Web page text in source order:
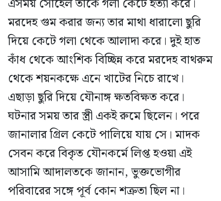
এসময় সোহেল তাকে গলা কেটে হত্যা করে।
মরদেহ গুম করার জন্য তার মাথা ধারালো ছুরি
দিয়ে কেটে গলা থেকে আলাদা করে। দুই হাত
কাঁধ থেকে আংশিক বিচ্ছিন্ন করে মরদেহ বাথরুম
থেকে শয়নকক্ষে এনে খাটের নিচে রাখে।
এছাড়া ছুরি দিয়ে যৌনাঙ্গ ক্ষতবিক্ষত করে।
ঘটনার সময় তার স্ত্রী একই রুমে ছিলেন। পরে
জানালার গ্রিল কেটে পালিয়ে যায় সে। মাদক
সেবন করে বিকৃত যৌনকর্মে লিপ্ত হওয়া এই
আসামি আদালতকে জানান, ভুক্তভোগীর
পরিবারের সঙ্গে পূর্ব কোন শত্রুতা ছিল না।